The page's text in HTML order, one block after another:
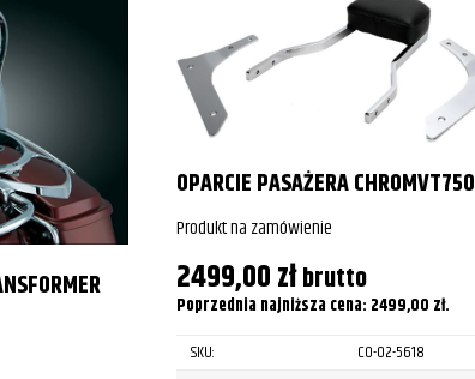
OPARCIE PASAŻERA CHROMVT750
Produkt na zamówienie
2499,00złbrutto
Poprzednia najniższa cena: 2499,00 zł.
SKU:
CO-02-5618